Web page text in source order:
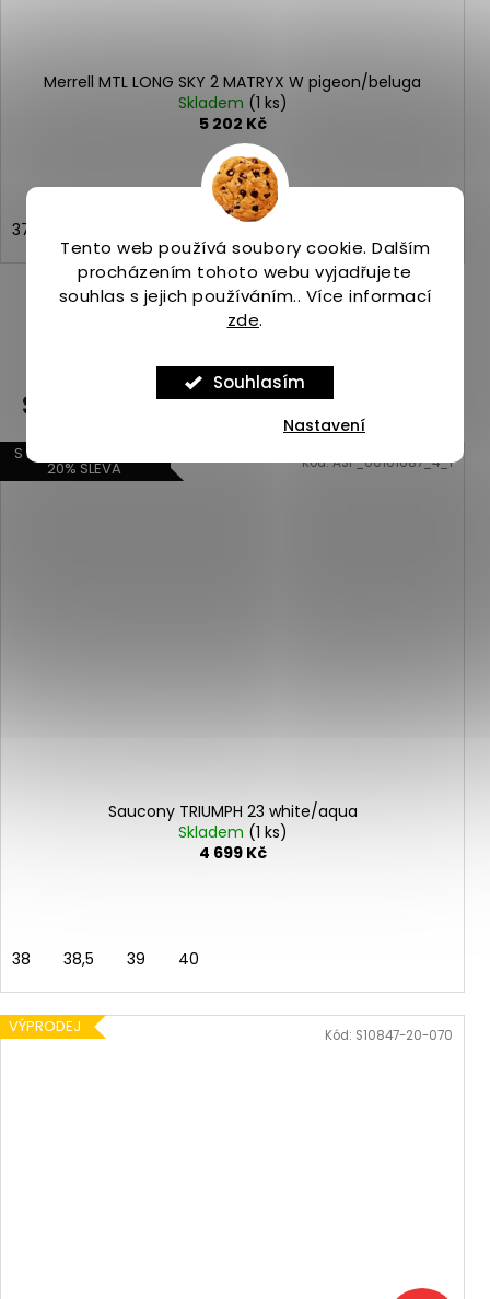
Tento web používá soubory cookie. Dalším
procházením tohoto webu vyjadřujete
souhlas s jejich používáním.. Více informací
zde.
Souhlasím
Nastavení
Merrell MTL LONG SKY 2 MATRYX W pigeon/beluga
Skladem (1 ks)
5 202 Kč
37,5
Související produkty
S KÓDEM START20 +
20% SLEVA
Saucony TRIUMPH 23 white/aqua
Skladem (1 ks)
4 699 Kč
38 38,5 39 40
Kód:ASP_00101687_4_1
VÝPRODEJ Kód: S10847-20-070